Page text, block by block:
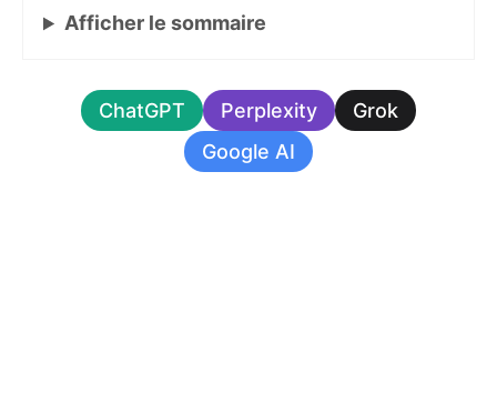
Afficher le sommaire
ChatGPT Perplexity
Grok
Google AI